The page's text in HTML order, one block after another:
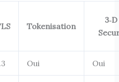
Tokenisation
3‑D
Oui Oui